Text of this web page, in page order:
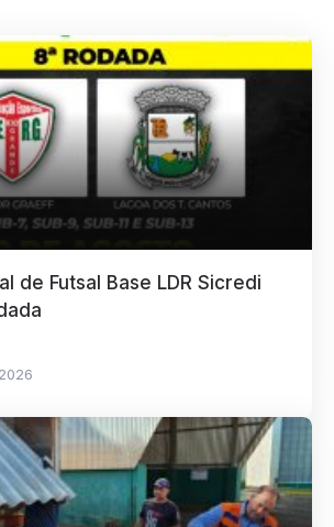
de Futsal Base LDR Sicredi